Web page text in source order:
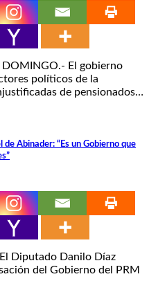
El gobierno
políticos de la
de pensionados…
Abinader: “Es un Gobierno que
Diputado Danilo Díaz
del Gobierno del PRM